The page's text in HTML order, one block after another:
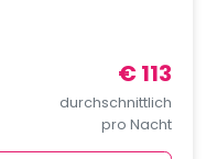
€ 113
durchschnittlich
pro Nacht